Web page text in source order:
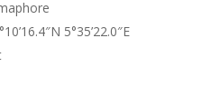
5°35’22.0″E